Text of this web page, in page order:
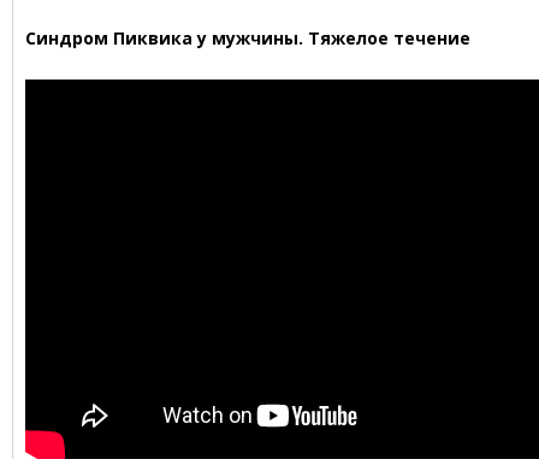
Синдром Пиквика у мужчины. Тяжелое течение